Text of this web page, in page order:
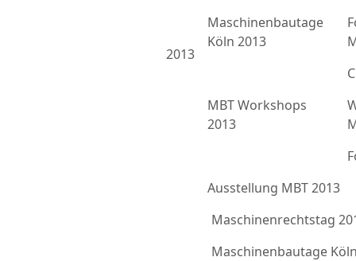
2013
Maschinenbautage
Köln 2013
MBT Workshops
2013
Ausstellung MBT 2013
Maschinenrechtstag
Maschinenbautage